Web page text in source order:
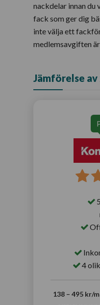
nackdelar innan du
fack som ger dig
inte välja ett
medlemsavgiften
Jämförelse
4
138 – 495 kr/